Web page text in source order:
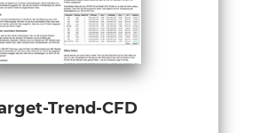
Trend-CFD